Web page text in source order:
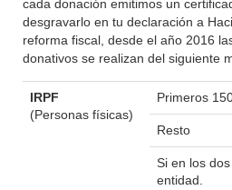
cada donación emitimos un
desgravarlo en tu declaración a
reforma fiscal, desde el año 2016
donativos se realizan del siguiente
IRPF
(Personas físicas)
Primeros
Resto
Si en los
entidad.